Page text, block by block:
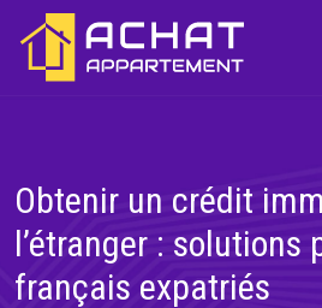
Obtenir un crédit
l’étranger : solutions
français expatriés